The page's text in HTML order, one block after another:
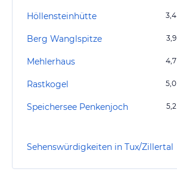
Höllensteinhütte 3,4
Berg Wanglspitze 3,9
Mehlerhaus 4,7
Rastkogel 5,0
Speichersee Penkenjoch 5,2
Sehenswürdigkeiten in Tux/Zillertal